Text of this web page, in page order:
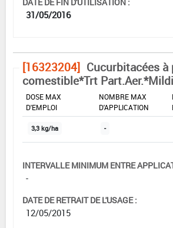
31/05/2016
[16323204] Cucurbitacées à
comestible*Trt
DOSE MAX
D'EMPLOI
NOMBRE MAX
D'APPLICATION
3,3 kg/ha -
INTERVALLE MINIMUM ENTRE
-
DATE DE RETRAIT DE L'USAGE :
12/05/2015